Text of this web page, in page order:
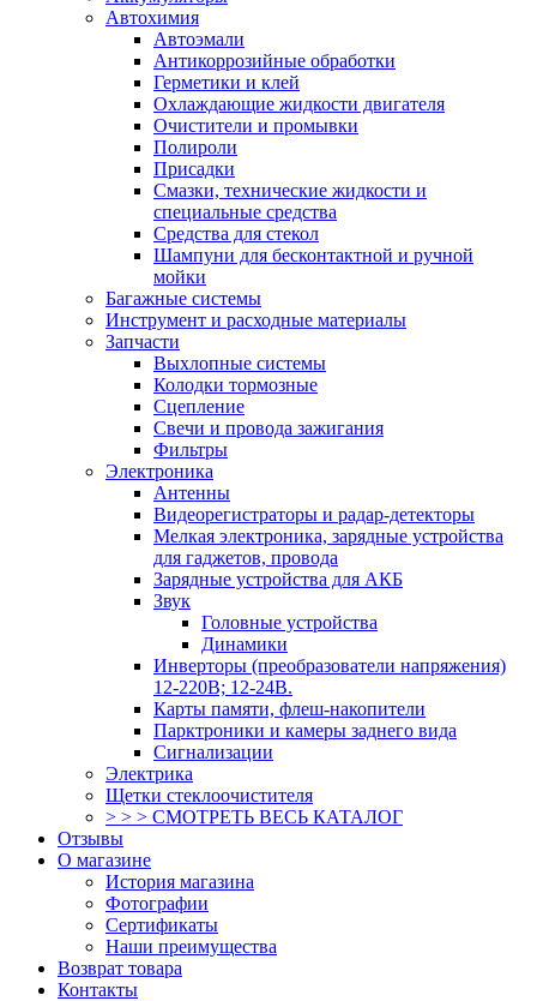
Автохимия
Автоэмали
Антикоррозийные обработки
Герметики и клей
Охлаждающие жидкости двигателя
Очистители и промывки
Полироли
Присадки
Смазки, технические жидкости и
специальные средства
Средства для стекол
Шампуни для бесконтактной и ручной
мойки
Багажные системы
Инструмент и расходные материалы
Запчасти
Выхлопные системы
Колодки тормозные
Сцепление
Свечи и провода зажигания
Фильтры
Электроника
Антенны
Видеорегистраторы и радар-детекторы
Мелкая электроника, зарядные устройства
для гаджетов, провода
Зарядные устройства для АКБ
Звук
Головные устройства
Динамики
Инверторы (преобразователи напряжения)
12-220В; 12-24В.
Карты памяти, флеш-накопители
Парктроники и камеры заднего вида
Сигнализации
Электрика
Щетки стеклоочистителя
> > > СМОТРЕТЬ ВЕСЬ КАТАЛОГ
Отзывы
О магазине
История магазина
Фотографии
Сертификаты
Наши преимущества
Возврат товара
Контакты